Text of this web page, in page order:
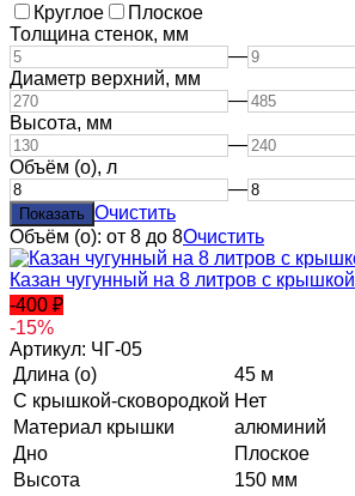
Круглое
Плоское
Толщина стенок, мм
—
Диаметр верхний, мм
—
Высота, мм
—
Объём (о), л
—
Очистить
Объём (о): от 8 до 8Очистить
Казан чугунный на 8 литров с крышкой
-400 ₽
-15%
Артикул: ЧГ-05
Длина (о)
45 м
С крышкой-сковородкой Нет
Материал крышки
алюминий
Дно
Плоское
Высота
150 мм